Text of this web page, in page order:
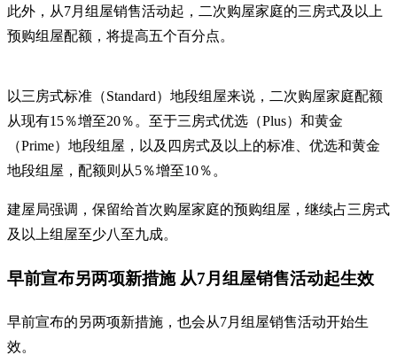
此外，从7月组屋销售活动起，二次购屋家庭的三房式及以上
预购组屋配额，将提高五个百分点。
以三房式标准（Standard）地段组屋来说，二次购屋家庭配额
从现有15％增至20％。至于三房式优选（Plus）和黄金
（Prime）地段组屋，以及四房式及以上的标准、优选和黄金
地段组屋，配额则从5％增至10％。
建屋局强调，保留给首次购屋家庭的预购组屋，继续占三房式
及以上组屋至少八至九成。
早前宣布另两项新措施 从7月组屋销售活动起生效
早前宣布的另两项新措施，也会从7月组屋销售活动开始生
效。